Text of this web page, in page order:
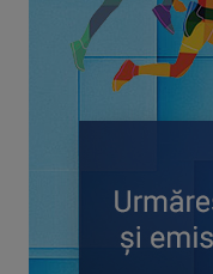
CONCACAF